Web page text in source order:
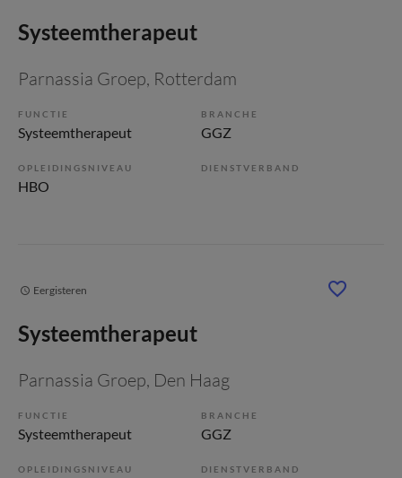
Systeemtherapeut
Parnassia Groep, Rotterdam
FUNCTIE
Systeemtherapeut
BRANCHE
GGZ
OPLEIDINGSNIVEAU
HBO
DIENSTVERBAND
Eergisteren
Systeemtherapeut
Parnassia Groep, Den Haag
FUNCTIE
Systeemtherapeut
BRANCHE
GGZ
OPLEIDINGSNIVEAU DIENSTVERBAND